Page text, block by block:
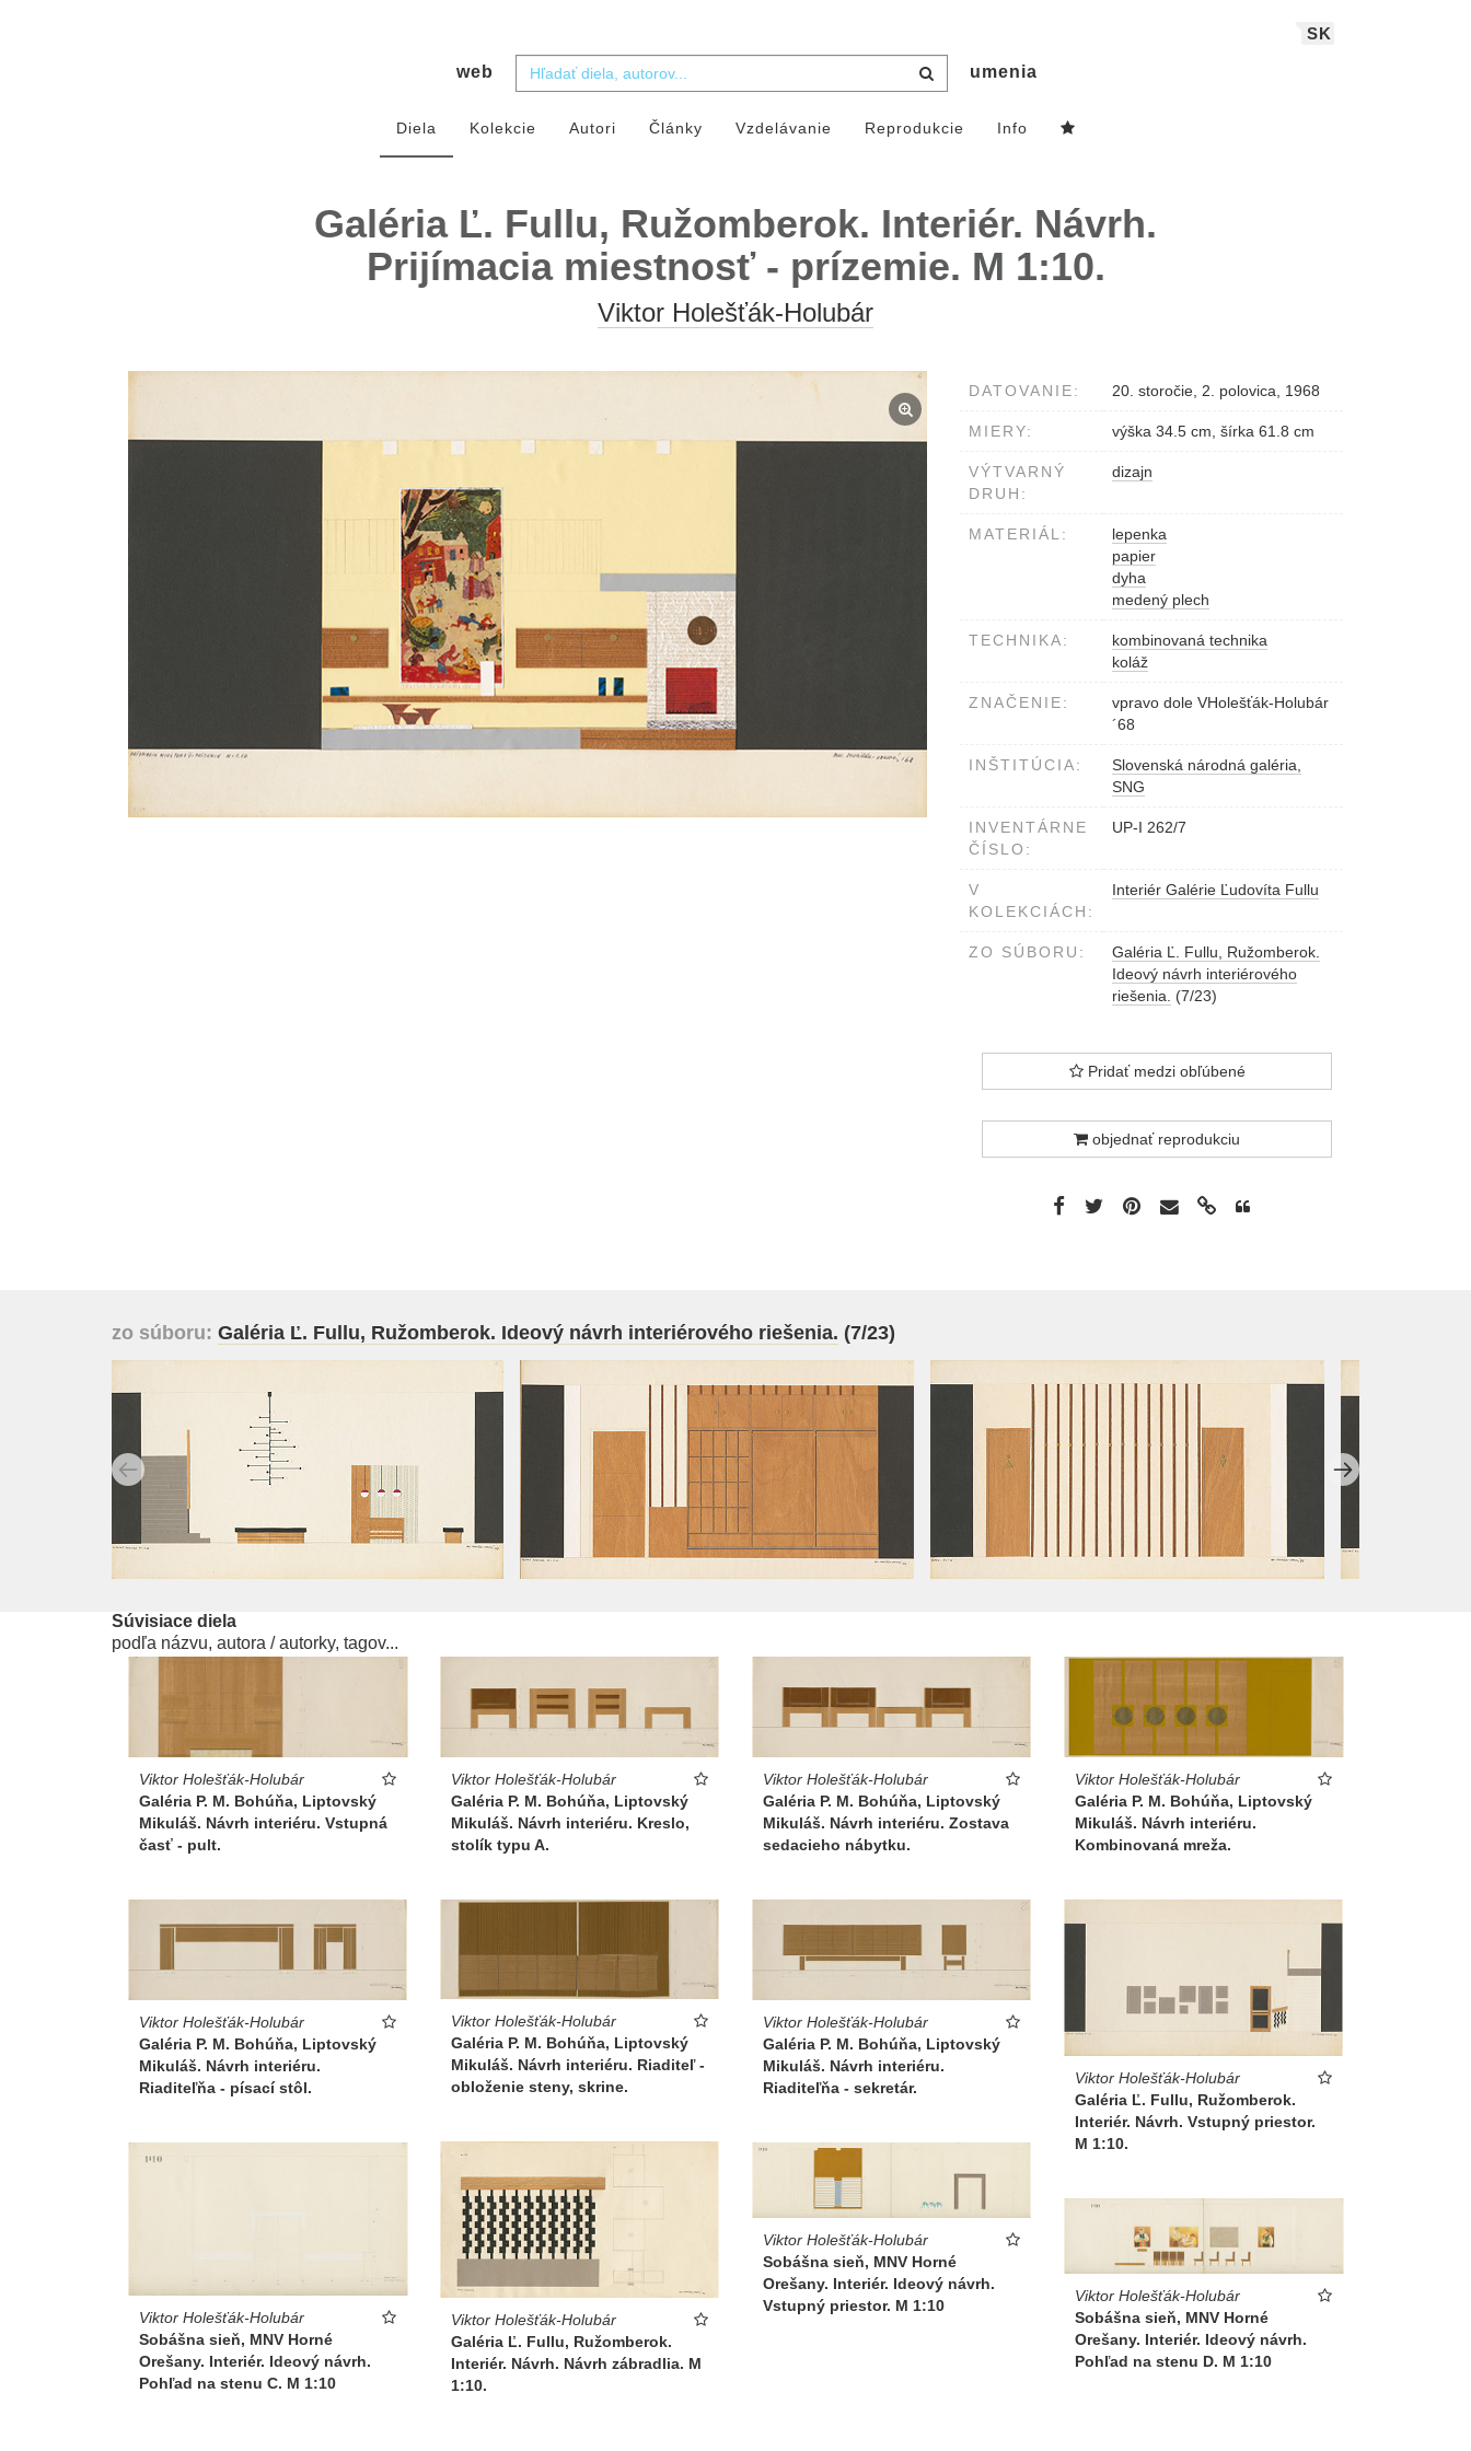
SK
web umenia
Diela Kolekcie Autori Články Vzdelávanie Reprodukcie Info
Galéria Ľ. Fullu, Ružomberok. Interiér. Návrh.
Prijímacia miestnosť - prízemie. M 1:10.
Viktor Holešťák-Holubár
DATOVANIE: 20. storočie, 2. polovica, 1968
MIERY: výška 34.5 cm, šírka 61.8 cm
VÝTVARNÝ
DRUH:
dizajn
MATERIÁL:
lepenka
papier
dyha
medený plech
TECHNIKA:
kombinovaná technika
koláž
ZNAČENIE:
vpravo dole VHolešťák-Holubár
´68
INŠTITÚCIA:
Slovenská národná galéria,
SNG
INVENTÁRNE
ČÍSLO:
UP-I 262/7
V
KOLEKCIÁCH:
Interiér Galérie Ľudovíta Fullu
ZO SÚBORU:
Galéria Ľ. Fullu, Ružomberok.
Ideový návrh interiérového
riešenia. (7/23)
Pridať medzi obľúbené
objednať reprodukciu
zo súboru: Galéria Ľ. Fullu, Ružomberok. Ideový návrh interiérového riešenia. (7/23)
Súvisiace diela
podľa názvu, autora / autorky, tagov...
Viktor Holešťák-Holubár
Galéria P. M. Bohúňa, Liptovský
Mikuláš. Návrh interiéru. Vstupná
časť - pult.
Viktor Holešťák-Holubár
Galéria P. M. Bohúňa, Liptovský
Mikuláš. Návrh interiéru. Kreslo,
stolík typu A.
Viktor Holešťák-Holubár
Galéria P. M. Bohúňa, Liptovský
Mikuláš. Návrh interiéru. Zostava
sedacieho nábytku.
Viktor Holešťák-Holubár
Galéria P. M. Bohúňa, Liptovský
Mikuláš. Návrh interiéru.
Kombinovaná mreža.
Viktor Holešťák-Holubár
Galéria P. M. Bohúňa, Liptovský
Mikuláš. Návrh interiéru. Riaditeľ -
obloženie steny, skrine.
Viktor Holešťák-Holubár
Galéria P. M. Bohúňa, Liptovský
Mikuláš. Návrh interiéru.
Riaditeľňa - sekretár.
Viktor Holešťák-Holubár
Galéria P. M. Bohúňa, Liptovský
Mikuláš. Návrh interiéru.
Riaditeľňa - písací stôl.
Viktor Holešťák-Holubár
Galéria Ľ. Fullu, Ružomberok.
Interiér. Návrh. Vstupný priestor.
M 1:10.
Viktor Holešťák-Holubár
Galéria Ľ. Fullu, Ružomberok.
Interiér. Návrh. Návrh zábradlia. M
1:10.
Viktor Holešťák-Holubár
Sobášna sieň, MNV Horné
Orešany. Interiér. Ideový návrh.
Vstupný priestor. M 1:10
Viktor Holešťák-Holubár
Sobášna sieň, MNV Horné
Orešany. Interiér. Ideový návrh.
Pohľad na stenu C. M 1:10
Viktor Holešťák-Holubár
Sobášna sieň, MNV Horné
Orešany. Interiér. Ideový návrh.
Pohľad na stenu D. M 1:10